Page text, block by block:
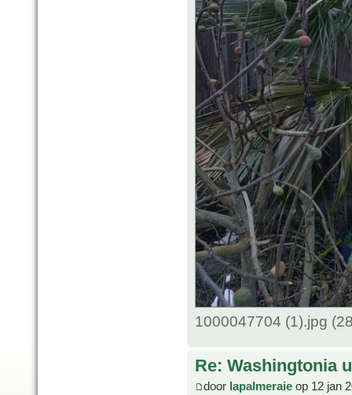
1000047704 (1).jpg
Re: Washingtonia
door lapalmeraie op 12 jan